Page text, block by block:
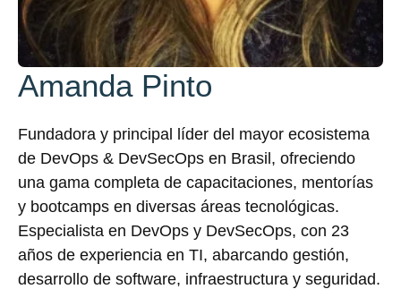
Amanda Pinto
Fundadora y principal líder del mayor ecosistema
de DevOps & DevSecOps en Brasil, ofreciendo
una gama completa de capacitaciones, mentorías
y bootcamps en diversas áreas tecnológicas.
Especialista en DevOps y DevSecOps, con 23
años de experiencia en TI, abarcando gestión,
desarrollo de software, infraestructura y seguridad.